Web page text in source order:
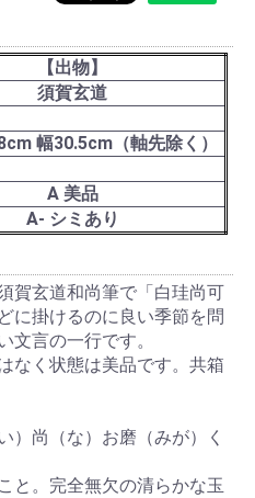
【出物】
須賀玄道
幅30.5cm（軸先除く）
A 美品
A- シミあり
賀玄道和尚筆で「白珪尚可
に掛けるのに良い季節を問
文言の一行です。
なく状態は美品です。共箱
）尚（な）お磨（みが）く
と。完全無欠の清らかな玉